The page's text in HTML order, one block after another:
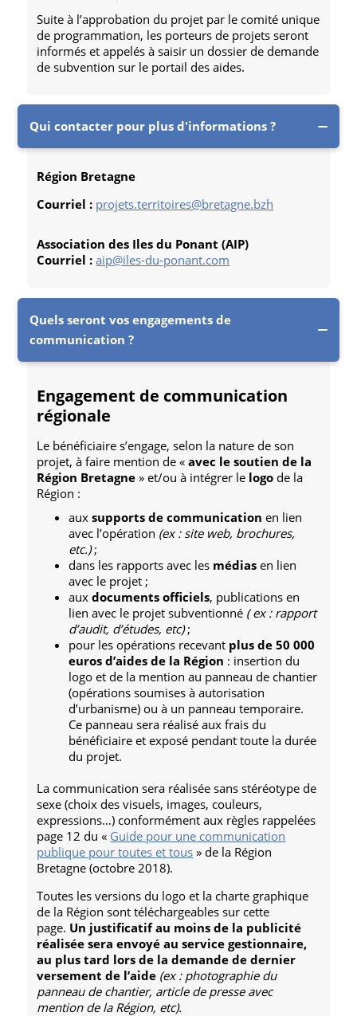
Suite à l’approbation du projet par le comité unique
de programmation, les porteurs de projets seront
informés et appelés à saisir un dossier de demande
de subvention sur le portail des aides.
Qui contacter pour plus d'informations ?
Région Bretagne
Courriel : projets.territoires@bretagne.bzh
Association des Iles du Ponant (AIP)
Courriel : aip@iles-du-ponant.com
Quels seront vos engagements de
communication ?
Engagement de communication
régionale
Le bénéficiaire s’engage, selon la nature de son
projet, à faire mention de «avec le soutien de la
Région Bretagne » et/ou à intégrer le logo de la
Région :
auxsupports de communication en lien
avec l’opération (ex : site web, brochures,
etc.);
dans les rapports avec les médias en lien
avec le projet ;
auxdocuments officiels, publications en
lien avec le projet subventionné ( ex : rapport
d’audit, d’études, etc);
pour les opérations recevant plus de 50 000
euros d’aides de la Région : insertion du
logo et de la mention au panneau de chantier
(opérations soumises à autorisation
d’urbanisme) ou à un panneau temporaire.
Ce panneau sera réalisé aux frais du
bénéficiaire et exposé pendant toute la durée
du projet.
La communication sera réalisée sans stéréotype de
sexe (choix des visuels, images, couleurs,
expressions…) conformément aux règles rappelées
page 12 du « Guide pour une communication
publique pour toutes et tous » de la Région
Bretagne (octobre 2018).
Toutes les versions du logo et la charte graphique
de la Région sont téléchargeables sur cette
page. Un justificatif au moins de la publicité
réalisée sera envoyé au service gestionnaire,
au plus tard lors de la demande de dernier
versement de l’aide (ex : photographie du
panneau de chantier, article de presse avec
mention de la Région, etc).